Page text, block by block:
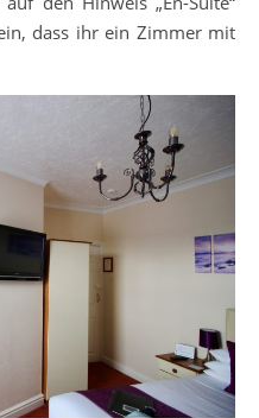
dass ihr ein Zimmer mit